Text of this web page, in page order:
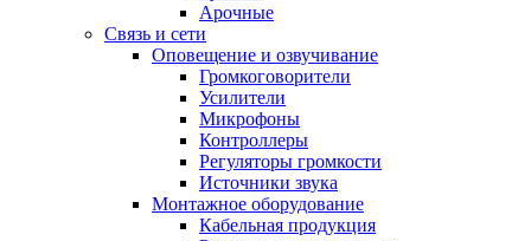
Арочные
Связь и сети
Оповещение и озвучивание
Громкоговорители
Усилители
Микрофоны
Контроллеры
Регуляторы громкости
Источники звука
Монтажное оборудование
Кабельная продукция